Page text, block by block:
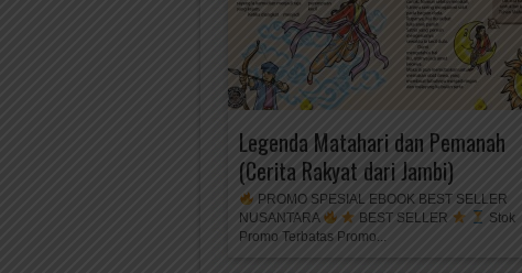
Legenda Matahari dan Pemanah
(Cerita Rakyat dari Jambi)
PROMO SPESIAL EBOOK BEST SELLER
NUSANTARA
BEST SELLER
Stok
Promo Terbatas Promo...